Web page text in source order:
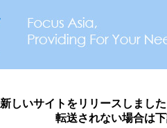
新しいサイトをリリースしまし
転送されない場合は